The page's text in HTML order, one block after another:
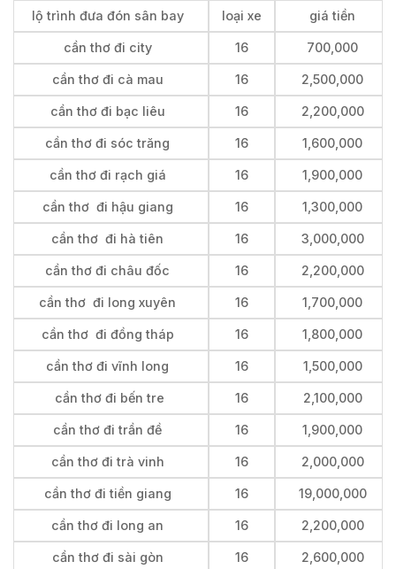
lộ trình đưa đón sân bay loại xe giá tiền
cần thơ đi city 16 700,000
cần thơ đi cà mau 16 2,500,000
cần thơ đi bạc liêu 16 2,200,000
cần thơ đi sóc trăng 16 1,600,000
cần thơ đi rạch giá 16 1,900,000
cần thơ đi hậu giang 16 1,300,000
cần thơ đi hà tiên 16 3,000,000
cần thơ đi châu đốc 16 2,200,000
cần thơ đi long xuyên 16 1,700,000
cần thơ đi đồng tháp 16 1,800,000
cần thơ đi vĩnh long 16 1,500,000
cần thơ đi bến tre 16 2,100,000
cần thơ đi trần đề 16 1,900,000
cần thơ đi trà vinh 16 2,000,000
cần thơ đi tiền giang 16 19,000,000
cần thơ đi long an 16 2,200,000
cần thơ đi sài gòn 16 2,600,000